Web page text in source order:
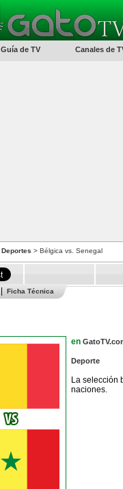
Guía de TV Canales de
Deportes > Bélgica vs. Senegal
Ficha Técnica
en
Deporte
La selección
naciones.